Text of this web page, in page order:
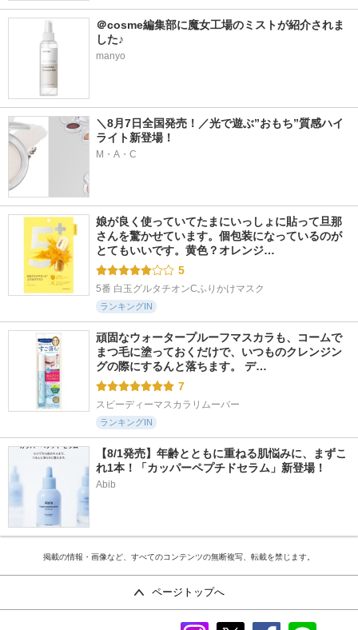
＠cosme編集部に魔女工場のミストが紹介されま
した♪
manyo
＼8月7日全国発売！／光で遊ぶ”おもち”質感ハイ
ライト新登場！
M・A・C
娘が良く使っていてたまにいっしょに貼って旦那
さんを驚かせています。個包装になっているのが
とてもいいです。黄色？オレンジ…
5
5番 白玉グルタチオンCふりかけマスク
ランキングIN
頑固なウォータープルーフマスカラも、コームで
まつ毛に塗っておくだけで、いつものクレンジン
グの際にするんと落ちます。 デ…
7
スピーディーマスカラリムーバー
ランキングIN
【8/1発売】年齢とともに重ねる肌悩みに、まずこ
れ1本！「カッパーペプチドセラム」新登場！
Abib
掲載の情報・画像など、すべてのコンテンツの無断複写、転載を禁じます。
ページトップへ